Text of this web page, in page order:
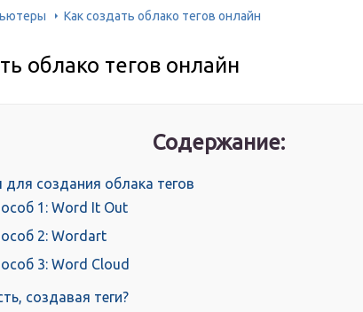
Как создать облако тегов онлайн
облако тегов онлайн
Содержание:
для создания облака тегов
1: Word It Out
2: Wordart
3: Word Cloud
создавая теги?